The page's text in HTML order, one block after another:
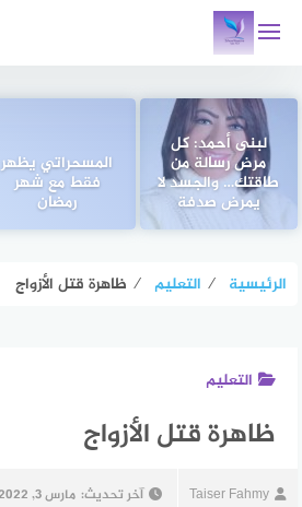
المحتوى
لبنى أحمد: كل
مرض رسالة من
طاقتك… والجسد لا
يمرض صدفة
المسحراتي يظهر
فقط مع شهر
رمضان
الرئيسية ⁄ التعليم ⁄ ظاهرة قتل الأزواج
التعليم
ظاهرة قتل الأزواج
Taiser Fahmy آخر تحديث: مارس 3, 2022